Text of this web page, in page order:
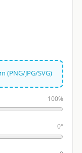
(PNG/JPG/SVG)
100%
0°